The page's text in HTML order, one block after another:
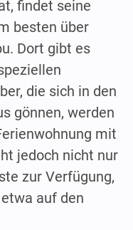
findet seine
besten über
Dort gibt es
die sich in den
gönnen, werden
mit
jedoch nicht nur
zur Verfügung,
etwa auf den